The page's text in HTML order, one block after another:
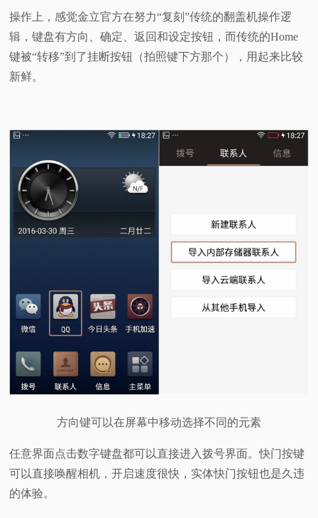
操作上，感觉金立官方在努力“复刻”传统的翻盖机操作逻
辑，键盘有方向、确定、返回和设定按钮，而传统的Home
键被“转移”到了挂断按钮（拍照键下方那个）
，用起来比较
新鲜。
方向键可以在屏幕中移动选择不同的元素
任意界面点击数字键盘都可以直接进入拨号界面。快门按键
可以直接唤醒相机，开启速度很快，实体快门按钮也是久违
的体验。